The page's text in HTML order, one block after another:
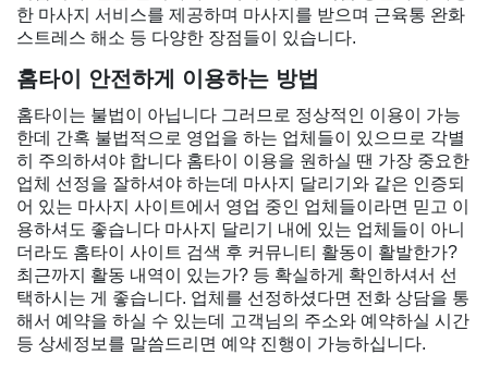
한 마사지 서비스를 제공하며 마사지를 받으며 근육통 완화
스트레스 해소 등 다양한 장점들이 있습니다.
홈타이 안전하게 이용하는 방법
홈타이는 불법이 아닙니다 그러므로 정상적인 이용이 가능
한데 간혹 불법적으로 영업을 하는 업체들이 있으므로 각별
히 주의하셔야 합니다 홈타이 이용을 원하실 땐 가장 중요한
업체 선정을 잘하셔야 하는데 마사지 달리기와 같은 인증되
어 있는 마사지 사이트에서 영업 중인 업체들이라면 믿고 이
용하셔도 좋습니다 마사지 달리기 내에 있는 업체들이 아니
더라도 홈타이 사이트 검색 후 커뮤니티 활동이 활발한가?
최근까지 활동 내역이 있는가? 등 확실하게 확인하셔서 선
택하시는 게 좋습니다. 업체를 선정하셨다면 전화 상담을 통
해서 예약을 하실 수 있는데 고객님의 주소와 예약하실 시간
등 상세정보를 말씀드리면 예약 진행이 가능하십니다.